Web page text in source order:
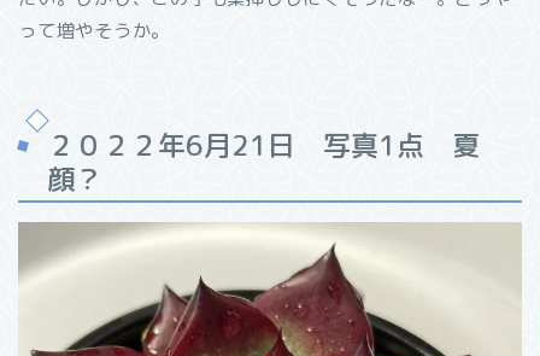
って増やそうか。
２０２２年6月21日 写真1点 夏
顔？